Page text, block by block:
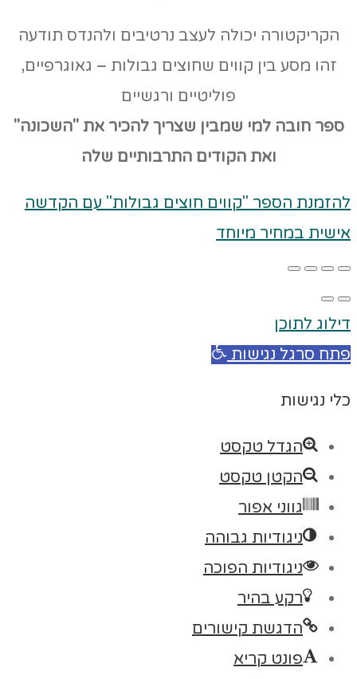
הקריקטורה יכולה לעצב נרטיבים ולהנדס תודעה
זהו מסע בין קווים שחוצים גבולות – גאוגרפיים,
פוליטיים ורגשיים
ספר חובה למי שמבין שצריך להכיר את "השכונה"
ואת הקודים התרבותיים שלה
להזמנת הספר "קווים חוצים גבולות" עם הקדשה
אישית במחיר מיוחד
דילוג לתוכן
פתח סרגל נגישות
כלי נגישות
הגדל טקסט
הקטן טקסט
גווני אפור
ניגודיות גבוהה
ניגודיות הפוכה
רקע בהיר
הדגשת קישורים
פונט קריא